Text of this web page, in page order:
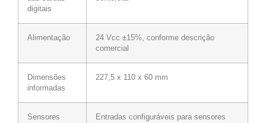
digitais
Alimentação
24 Vcc ±15%, conforme descrição
comercial
Dimensões
informadas
227,5 x 110 x 60 mm
Sensores
Entradas configuráveis para sensores